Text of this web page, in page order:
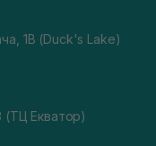
1В (Duck's Lake)
(ТЦ Екватор)